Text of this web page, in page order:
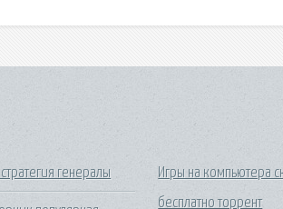
генералы
Игры на компьютера
бесплатно торрент